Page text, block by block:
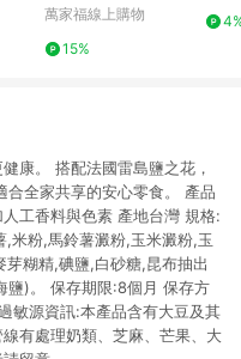
萬家福線上購物
15%
心
康。 搭配法國雷島鹽之花，
合全家共享的安心零食。 產品
工香料與色素 產地台灣 規格:
米粉,馬鈴薯澱粉,玉米澱粉,玉
糊精,碘鹽,白砂糖,昆布抽出
鹽)。 保存期限:8個月 保存方
敏源資訊:本產品含有大豆及其
有處理奶類、芝麻、芒果、大